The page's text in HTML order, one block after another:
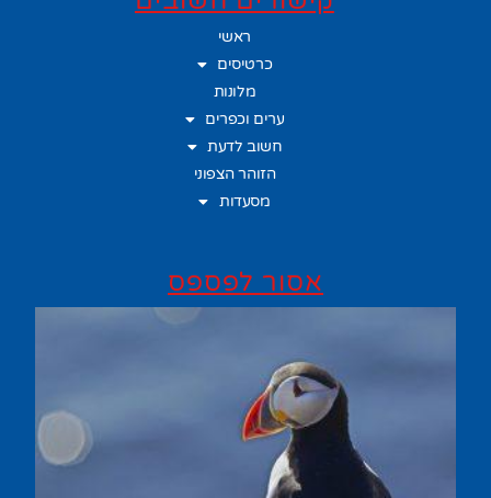
ראשי
כרטיסים
מלונות
ערים וכפרים
חשוב לדעת
הזוהר הצפוני
מסעדות
אסור לפספס